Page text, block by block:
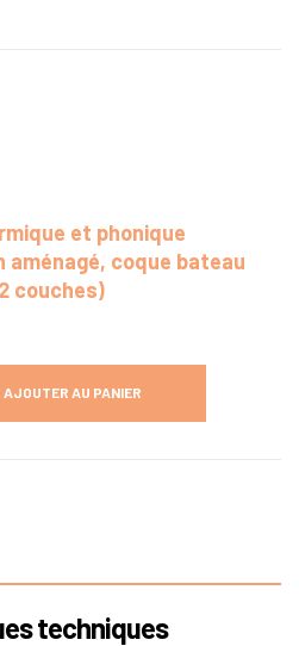
et phonique
aménagé, coque bateau
couches)
AJOUTER AU PANIER
techniques